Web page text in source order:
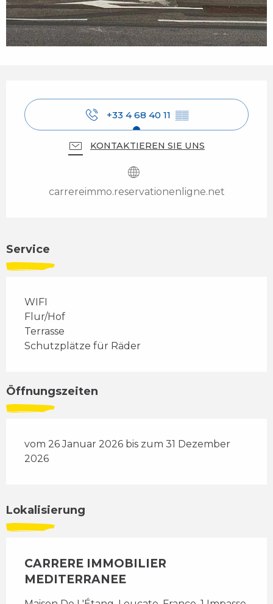
+33 4 68 40 11 ▒▒
KONTAKTIEREN SIE UNS
carrereimmo.reservationenligne.net
Service
WIFI
Flur/Hof
Terrasse
Schutzplätze für Räder
Öffnungszeiten
vom 26 Januar 2026 bis zum 31 Dezember
2026
Lokalisierung
CARRERE IMMOBILIER
MEDITERRANEE